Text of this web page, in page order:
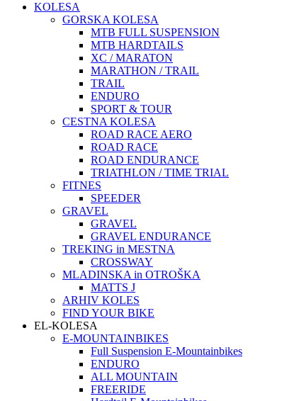
KOLESA
GORSKA KOLESA
MTB FULL SUSPENSION
MTB HARDTAILS
XC / MARATON
MARATHON / TRAIL
TRAIL
ENDURO
SPORT & TOUR
CESTNA KOLESA
ROAD RACE AERO
ROAD RACE
ROAD ENDURANCE
TRIATHLON / TIME TRIAL
FITNES
SPEEDER
GRAVEL
GRAVEL
GRAVEL ENDURANCE
TREKING in MESTNA
CROSSWAY
MLADINSKA in OTROŠKA
MATTS J
ARHIV KOLES
FIND YOUR BIKE
EL-KOLESA
E-MOUNTAINBIKES
Full Suspension E-Mountainbikes
ENDURO
ALL MOUNTAIN
FREERIDE